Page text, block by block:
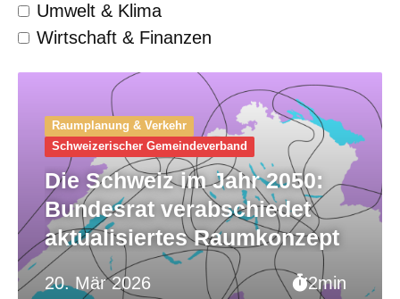
Umwelt & Klima
Wirtschaft & Finanzen
20. Mär 2026 2min
Raumplanung & Verkehr
Schweizerischer Gemeinde­verband
Die Schweiz im Jahr 2050:
Bundesrat verabschiedet
aktualisiertes Raumkonzept